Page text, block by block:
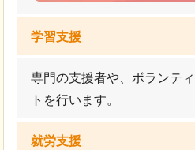
学習支援
専門の支援者や、ボランテ
トを行います。
就労支援